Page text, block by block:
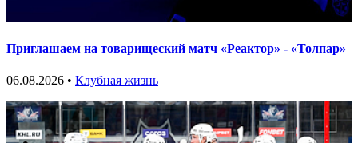
Приглашаем на товарищеский матч «Реактор» - «Толпар»
06.08.2026 • Клубная жизнь